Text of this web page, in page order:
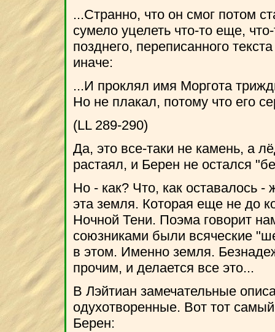
...Странно, что он смог потом
сумело уцелеть что-то еще,
позднего, переписанного
иначе:
...И проклял имя Моргота
Но не плакал, потому что его
(LL 289-290)
Да, это все-таки не камень, а
растаял, и Берен не остался
Но - как? Что, как оставалось
эта земля. Которая еще не до
Ночной Тени. Поэма говорит
союзниками были всяческие
в этом. Именно земля.
прочим, и делается все это...
В Лэйтиан замечательные
одухотворенные. Вот тот
Берен: